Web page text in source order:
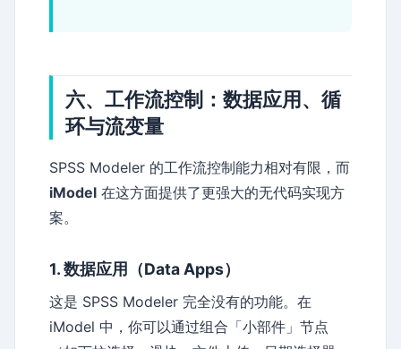
六、工作流控制：数据应用、循
环与流变量
SPSS Modeler 的工作流控制能力相对有限，而
iModel 在这方面提供了更强大的无代码实现方
案。
1. 数据应用（Data Apps）
这是 SPSS Modeler 完全没有的功能。在
iModel 中，你可以通过组合「小部件」节点